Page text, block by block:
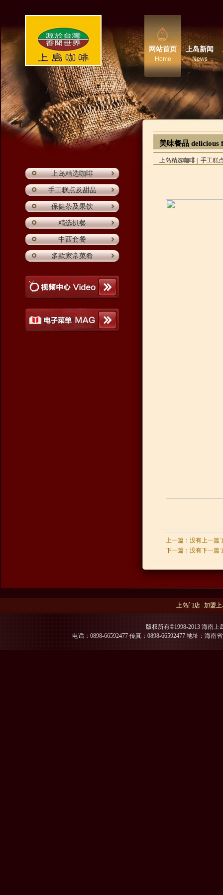
网站首页
Home
上岛新闻
News
美味餐品 delicious
上岛精选咖啡 手工糕
上岛精选咖啡
手工糕点及甜品
保健茶及果饮
精选扒餐
中西套餐
多款家常菜肴
上一篇：没有上一篇
下一篇：没有下一篇
上岛门店 加盟
版权所有©1998-2013 海南上
电话：0898-66592477 传真：0898-66592477 地址：海南